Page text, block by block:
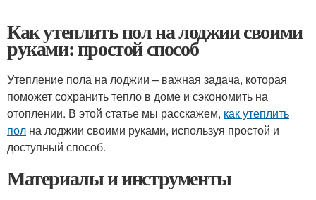
Как утеплить пол на лоджии своими
руками: простой способ
Утепление пола на лоджии – важная задача, которая
поможет сохранить тепло в доме и сэкономить на
отоплении. В этой статье мы расскажем, как утеплить
пол на лоджии своими руками, используя простой и
доступный способ.
Материалы и инструменты